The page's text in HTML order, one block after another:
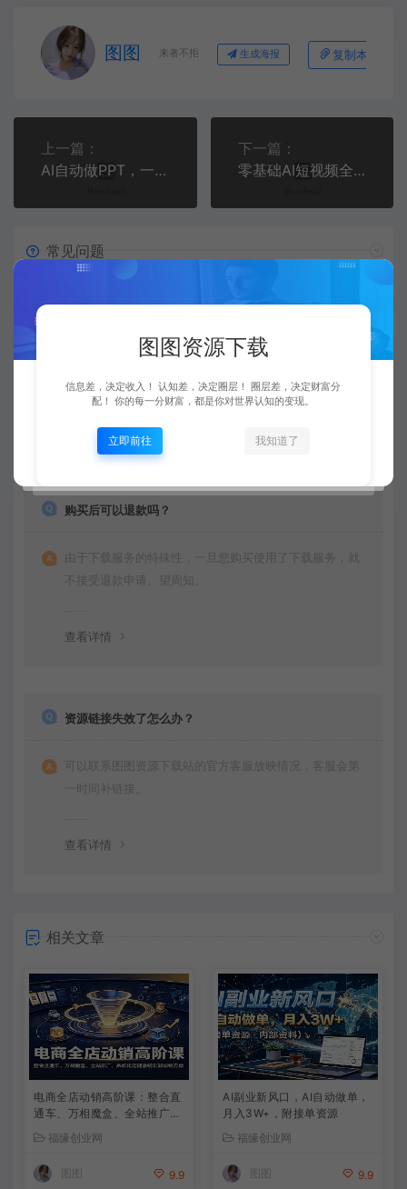
图图 来者不拒 生成海报 复制本文链接
上一篇：
AI自动做PPT，一单300~800，永久接单渠道+工具，小白可做
下一篇：
零基础AI短视频全能实战课：AI文案绘图特效，账号起号直播带货完整变现体系
常见问题
资源是每天更新吗？
是的，图图资源下载站坚持每天更新市面上最新的课程、
查看详情
购买后可以退款吗？
由于下载服务的特殊性，一旦您购买使用了下载服务，就
不接受退款申请。望周知。
查看详情
资源链接失效了怎么办？
可以联系图图资源下载站的官方客服放映情况，客服会第
一时间补链接。
查看详情
相关文章
电商全店动销高阶课：整合直
通车、万相魔盒、全站推广，
系统化搭建店铺长效动销方案
福缘创业网
9.9
AI副业新风口，AI自动做单，
月入3W+，附接单资源
福缘创业网
9.9
图图资源下载
信息差，决定收入！ 认知差，决定圈层！ 圈层差，决定财富分
配！ 你的每一分财富，都是你对世界认知的变现。
立即前往 我知道了